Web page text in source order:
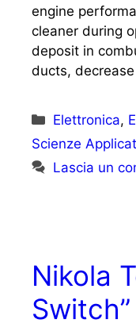
engine
cleaner during
deposit in
ducts,
Categorie
Elettronica,
Scienze
Lascia un
Nikola